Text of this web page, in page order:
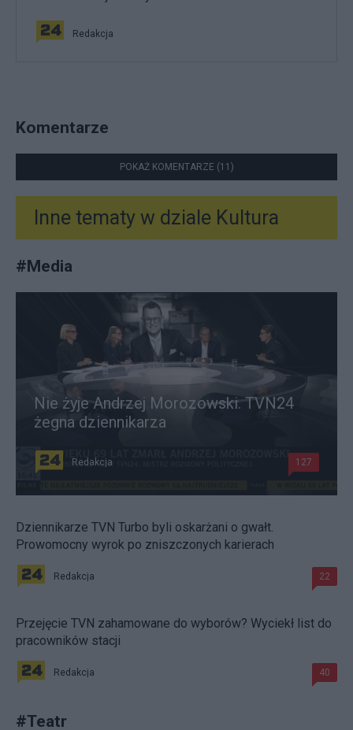
Redakcja
Komentarze
POKAŻ KOMENTARZE (11)
Inne tematy w dziale Kultura
#Media
Nie żyje Andrzej Morozowski. TVN24
żegna dziennikarza
Redakcja 127
Dziennikarze TVN Turbo byli oskarżani o gwałt.
Prowomocny wyrok po zniszczonych karierach
Redakcja 22
Przejęcie TVN zahamowane do wyborów? Wyciekł list do
pracowników stacji
Redakcja 40
#Teatr